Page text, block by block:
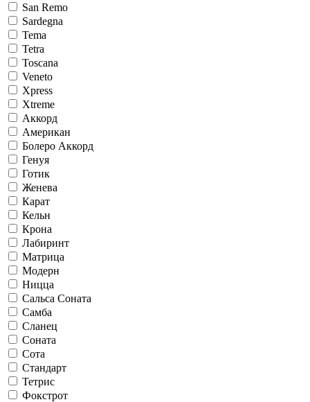
San Remo
Sardegna
Tema
Tetra
Toscana
Veneto
Xpress
Xtreme
Аккорд
Американ
Болеро Аккорд
Генуя
Готик
Женева
Карат
Кельн
Крона
Лабиринт
Матрица
Модерн
Ницца
Сальса Соната
Самба
Сланец
Соната
Сота
Стандарт
Тетрис
Фокстрот